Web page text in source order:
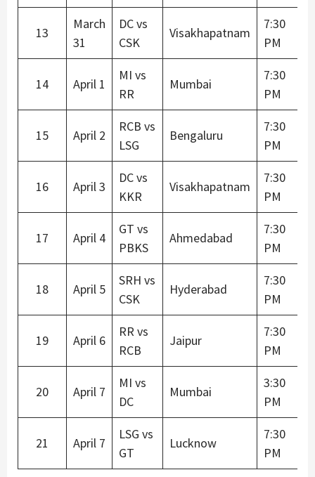
13
March
31
DC vs
CSK
Visakhapatnam
7:30
PM
14 April 1
MI vs
RR
Mumbai
7:30
PM
15 April 2
RCB vs
LSG
Bengaluru
7:30
PM
16 April 3
DC vs
KKR
Visakhapatnam
7:30
PM
17 April 4
GT vs
PBKS
Ahmedabad
7:30
PM
18 April 5
SRH vs
CSK
Hyderabad
7:30
PM
19 April 6
RR vs
RCB
Jaipur
7:30
PM
20 April 7
MI vs
DC
Mumbai
3:30
PM
21 April 7
LSG vs
GT
Lucknow
7:30
PM